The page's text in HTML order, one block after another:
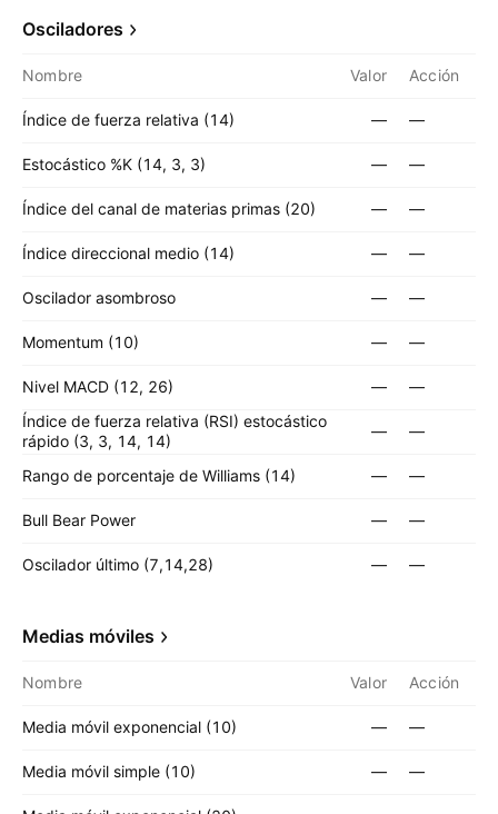
Osciladores
Nombre Valor Acción
Índice de fuerza relativa (14) — —
Estocástico %K (14, 3, 3) — —
Índice del canal de materias primas (20) — —
Índice direccional medio (14) — —
Oscilador asombroso — —
Momentum (10) — —
Nivel MACD (12, 26) —
—
Índice de fuerza relativa (RSI) estocástico
rápido (3, 3, 14, 14)
— —
Rango de porcentaje de Williams (14) — —
Bull Bear Power — —
Oscilador último (7,14,28) — —
Medias móviles
Nombre Valor Acción
Media móvil exponencial (10) — —
Media móvil simple (10) — —